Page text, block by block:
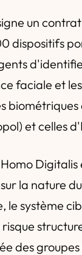
un
dispositifs
faciale et
et celles
la nature
système
des